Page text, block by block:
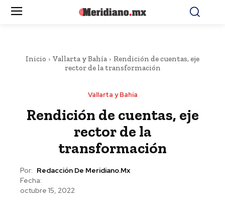
Inicio Vallarta y Bahía
Rendición de cuentas, eje
rector de la transformación
Vallarta y Bahía
Rendición de cuentas, eje
rector de la
transformación
Por: Redacción De Meridiano.mx
Fecha:
octubre 15, 2022